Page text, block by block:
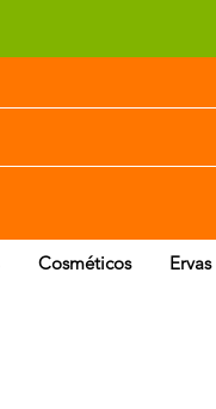
Cosméticos